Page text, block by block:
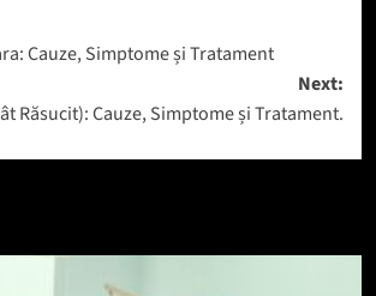
Cauze, Simptome și Tratament
Next:
Răsucit): Cauze, Simptome și Tratament.